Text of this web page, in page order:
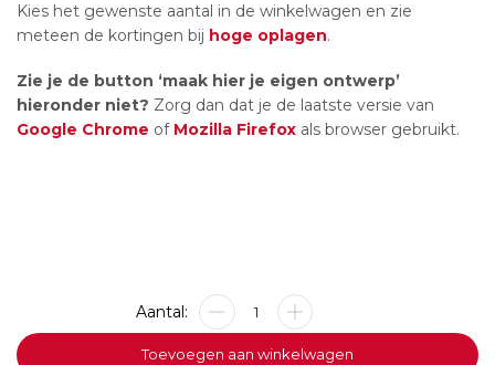
Kies het gewenste aantal in de winkelwagen en zie
meteen de kortingen bij hoge oplagen.
Zie je de button ‘maak hier je eigen ontwerp’
hieronder niet? Zorg dan dat je de laatste versie van
Google Chrome of Mozilla Firefox als browser gebruikt.
Metalen
bord
-
Toevoegen aan winkelwagen